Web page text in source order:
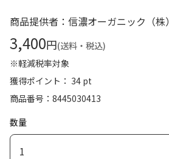
商品提供者：信濃オーガニック（株）
3,400円(送料・税込)
※軽減税率対象
獲得ポイント： 34 pt
商品番号
8445030413
数量
1